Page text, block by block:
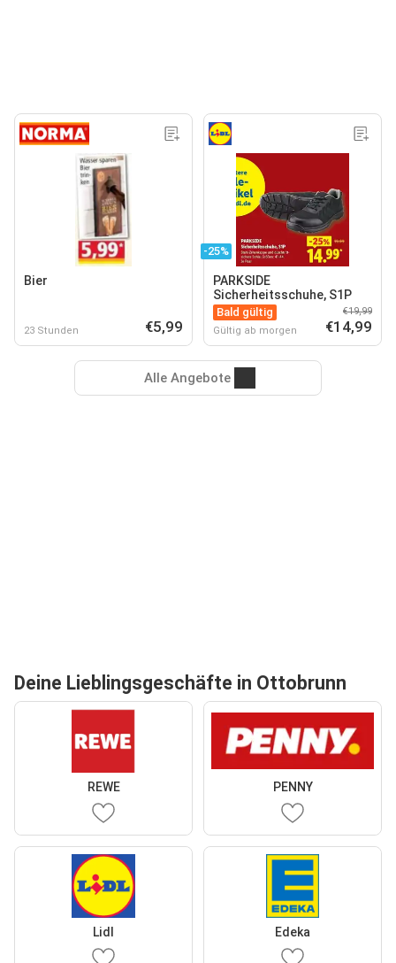
Bier
23 Stunden €5,99
-25%
PARKSIDE
Sicherheitsschuhe, S1P
Bald gültig
Gültig ab morgen
€19,99
€14,99
Alle Angebote
Deine Lieblingsgeschäfte in Ottobrunn
REWE PENNY
Lidl Edeka